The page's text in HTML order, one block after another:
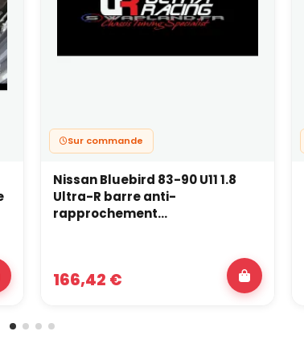
Sur commande
Nissan Bluebird 83-90 U11 1.8
Ultra-R barre anti-
rapprochement...
166,42 €